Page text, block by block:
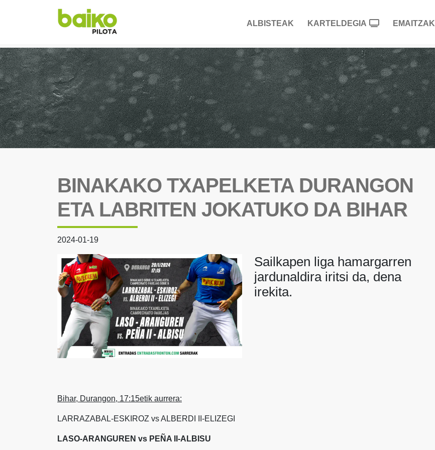
ALBISTEAK KARTELDEGIA EMAITZAK
BINAKAKO TXAPELKETA DURANGON
ETA LABRITEN JOKATUKO DA BIHAR
2024-01-19
Sailkapen liga hamargarren
jardunaldira iritsi da, dena
irekita.
Bihar, Durangon, 17:15etik aurrera:
LARRAZABAL-ESKIROZ vs ALBERDI II-ELIZEGI
LASO-ARANGUREN vs PEÑA II-ALBISU